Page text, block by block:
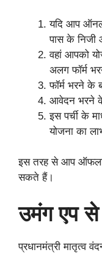
यदि आप
पास के निजी
वहां आपको
अलग फॉर्म
फॉर्म भरने के
आवेदन भरने के
इस पर्ची के
योजना का
इस तरह से आप
सकते हैं।
उमंग एप
प्रधानमंत्री मातृत्व